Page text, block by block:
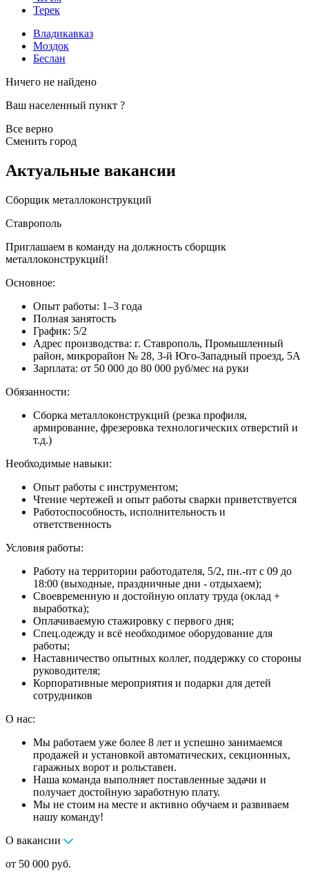
Терек
Владикавказ
Моздок
Беслан
Ничего не найдено
Ваш населенный пункт ?
Все верно
Сменить город
Актуальные вакансии
Сборщик металлоконструкций
Ставрополь
Приглашаем в команду на должность сборщик
металлоконструкций!
Основное:
Опыт работы: 1–3 года
Полная занятость
График: 5/2
Адрес производства: г. Ставрополь, Промышленный
район, микрорайон № 28, 3-й Юго-Западный проезд, 5А
Зарплата: от 50 000 до 80 000 руб/мес на руки
Обязанности:
Сборка металлоконструкций (резка профиля,
армирование, фрезеровка технологических отверстий и
т.д.)
Необходимые навыки:
Опыт работы с инструментом;
Чтение чертежей и опыт работы сварки приветствуется
Работоспособность, исполнительность и
ответственность
Условия работы:
Работу на территории работодателя, 5/2, пн.-пт с 09 до
18:00 (выходные, праздничные дни - отдыхаем);
Своевременную и достойную оплату труда (оклад +
выработка);
Оплачиваемую стажировку с первого дня;
Спец.одежду и всё необходимое оборудование для
работы;
Наставничество опытных коллег, поддержку со стороны
руководителя;
Корпоративные мероприятия и подарки для детей
сотрудников
О нас:
Мы работаем уже более 8 лет и успешно занимаемся
продажей и установкой автоматических, секционных,
гаражных ворот и рольставен.
Наша команда выполняет поставленные задачи и
получает достойную заработную плату.
Мы не стоим на месте и активно обучаем и развиваем
нашу команду!
О вакансии
от 50 000 руб.